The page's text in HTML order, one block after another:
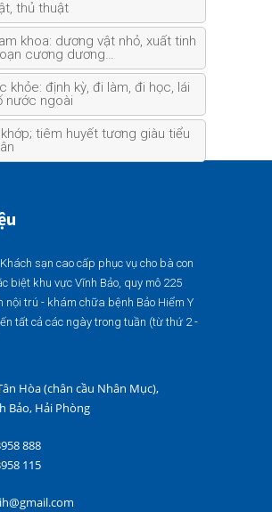
thủ thuật
khoa: dương vật nhỏ, xuất tinh
cương dương…
khỏe: định kỳ, đi làm, đi học, lái
nước ngoài
tiêm huyết tương giàu tiểu
sạn cao cấp phục vụ cho bà con
biệt khu vực Vĩnh Bảo, quy mô 225
nội trú - khám chữa bệnh Bảo Hiểm Y
tất cả các ngày trong tuần (từ thứ 2 -
Hòa (chân cầu Nhân Mục),
Bảo, Hải Phòng
888
115